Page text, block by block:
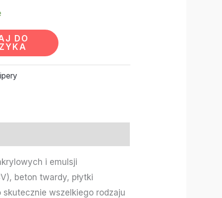
DO
i emulsji
beton twardy, płytki
wszelkiego rodzaju